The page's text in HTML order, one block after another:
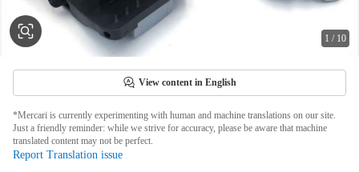
1 / 10
View content in English
*Mercari is currently experimenting with human and machine translations on our site.
Just a friendly reminder: while we strive for accuracy, please be aware that machine
translated content may not be perfect.
Report Translation issue